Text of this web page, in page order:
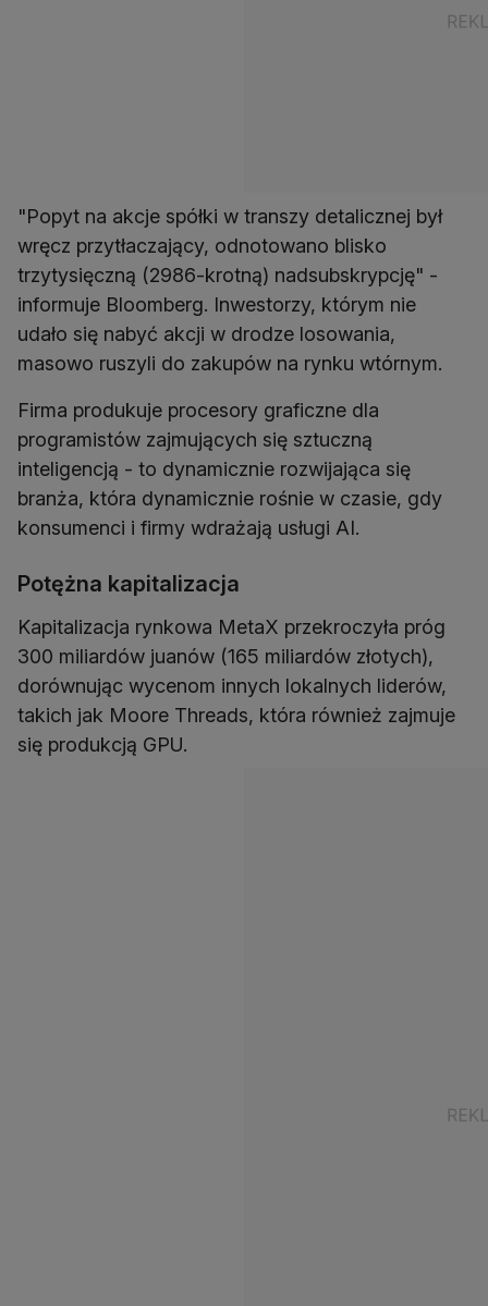
"Popyt na akcje spółki w transzy detalicznej był
wręcz przytłaczający, odnotowano blisko
trzytysięczną (2986-krotną) nadsubskrypcję" -
informuje Bloomberg. Inwestorzy, którym nie
udało się nabyć akcji w drodze losowania,
masowo ruszyli do zakupów na rynku wtórnym.
Firma produkuje procesory graficzne dla
programistów zajmujących się sztuczną
inteligencją - to dynamicznie rozwijająca się
branża, która dynamicznie rośnie w czasie, gdy
konsumenci i firmy wdrażają usługi AI.
Potężna kapitalizacja
Kapitalizacja rynkowa MetaX przekroczyła próg
300 miliardów juanów (165 miliardów złotych),
dorównując wycenom innych lokalnych liderów,
takich jak Moore Threads, która również zajmuje
się produkcją GPU.